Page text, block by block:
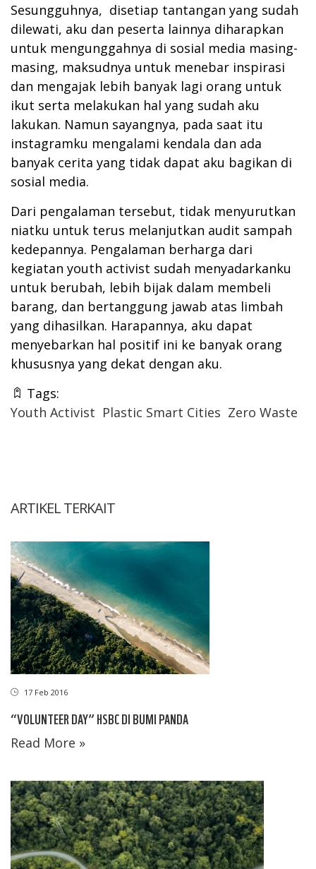
Sesungguhnya, disetiap tantangan yang sudah
dilewati, aku dan peserta lainnya diharapkan
untuk mengunggahnya di sosial media masing-
masing, maksudnya untuk menebar inspirasi
dan mengajak lebih banyak lagi orang untuk
ikut serta melakukan hal yang sudah aku
lakukan. Namun sayangnya, pada saat itu
instagramku mengalami kendala dan ada
banyak cerita yang tidak dapat aku bagikan di
sosial media.
Dari pengalaman tersebut, tidak menyurutkan
niatku untuk terus melanjutkan audit sampah
kedepannya. Pengalaman berharga dari
kegiatan youth activist sudah menyadarkanku
untuk berubah, lebih bijak dalam membeli
barang, dan bertanggung jawab atas limbah
yang dihasilkan. Harapannya, aku dapat
menyebarkan hal positif ini ke banyak orang
khususnya yang dekat dengan aku.
Tags:
Youth Activist Plastic Smart Cities Zero Waste
ARTIKEL TERKAIT
17 Feb 2016
“VOLUNTEER DAY” HSBC DI BUMI PANDA
Read More »